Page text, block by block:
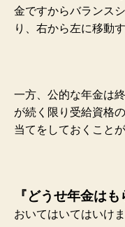
金ですからバランス
り、右から左に移動
一方、公的な年金は
が続く限り受給資格
当てをしておくことが
『どうせ年金は
おいてはいてはいけま